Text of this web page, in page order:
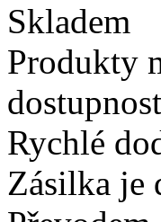
Skladem
Produkty
Rychlé
Zásilka je